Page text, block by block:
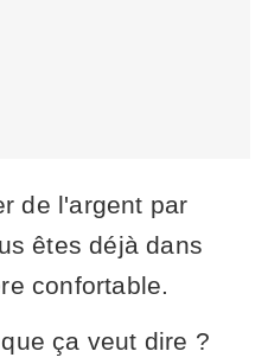
de l'argent par
êtes déjà dans
confortable.
ça veut dire ?